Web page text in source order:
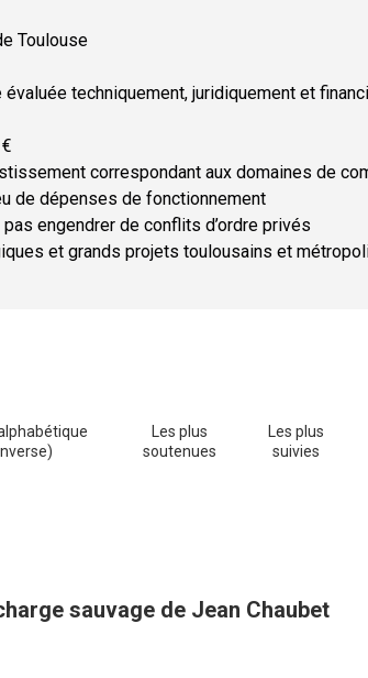
Toulouse
techniquement, juridiquement et
correspondant aux domaines de
de dépenses de fonctionnement
engendrer de conflits d’ordre privés
et grands projets toulousains et
Les plus
soutenues
Les plus
suivies
sauvage de Jean Chaubet